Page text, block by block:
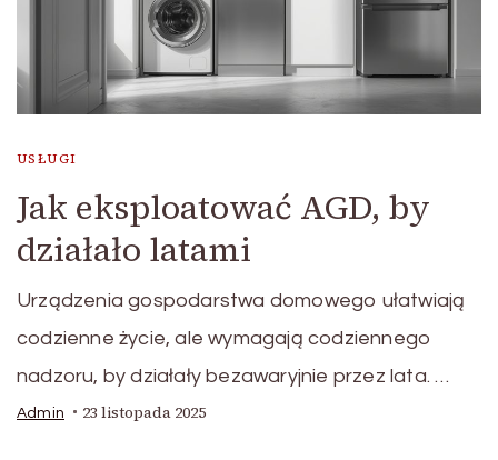
USŁUGI
Jak eksploatować AGD, by
działało latami
Urządzenia gospodarstwa domowego ułatwiają
codzienne życie, ale wymagają codziennego
nadzoru, by działały bezawaryjnie przez lata. …
Admin 23 listopada 2025